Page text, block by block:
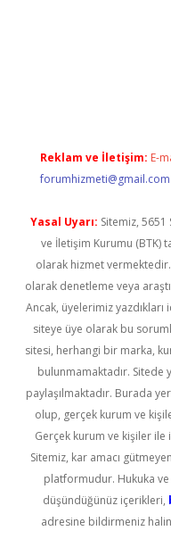
Reklam ve İletişim: E-
forumhizmeti@gmail.com
Yasal Uyarı: Sitemiz, 5651
ve İletişim Kurumu (BTK)
olarak hizmet
olarak denetleme veya
Ancak, üyelerimiz
siteye üye olarak bu
sitesi, herhangi bir marka,
bulunmamaktadır. Sitede
paylaşılmaktadır. Burada
olup, gerçek kurum ve
Gerçek kurum ve kişiler
Sitemiz, kar amacı
platformudur. Hukuka ve
düşündüğünüz içerikleri,
adresine bildirmeniz